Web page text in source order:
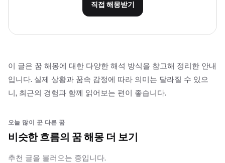
직접 해몽받기
이 글은 꿈 해몽에 대한 다양한 해석 방식을 참고해 정리한 안내
입니다. 실제 상황과 꿈속 감정에 따라 의미는 달라질 수 있으
니, 최근의 경험과 함께 읽어보는 편이 좋습니다.
오늘 많이 꾼 다른 꿈
비슷한 흐름의 꿈 해몽 더 보기
추천 글을 불러오는 중입니다.